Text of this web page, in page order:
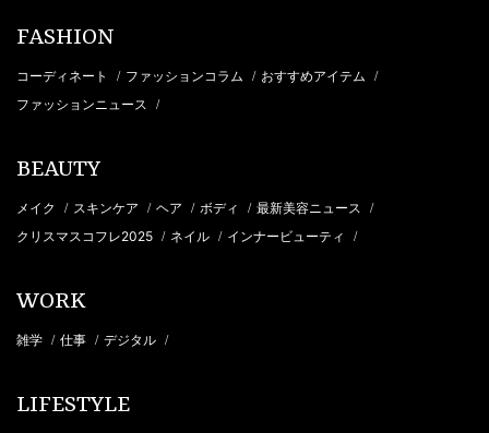
FASHION
コーディネート / ファッションコラム / おすすめアイテム /
ファッションニュース /
BEAUTY
メイク / スキンケア / ヘア / ボディ / 最新美容ニュース /
クリスマスコフレ2025 / ネイル / インナービューティ /
WORK
雑学 / 仕事 / デジタル /
LIFESTYLE